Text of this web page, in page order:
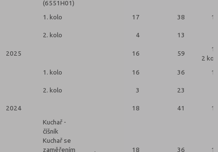
(6551H01)
1. kolo 17 38
2. kolo 4 13
2025 16 59
2
1. kolo
16 36
2. kolo 3 23
2024 18 41
Kuchař -
číšník
Kuchař se
zaměřením
18 36